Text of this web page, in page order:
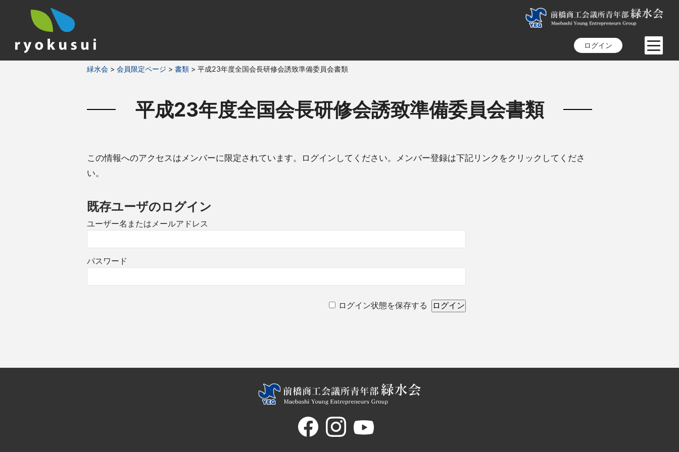
ログイン
緑水会 > 会員限定ページ > 書類 > 平成23年度全国会長研修会誘致準備委員会書類
平成23年度全国会長研修会誘致準備委員会書類
この情報へのアクセスはメンバーに限定されています。ログインしてください。メンバー登録は下記リンクをクリックしてくださ
い。
既存ユーザのログイン
ユーザー名またはメールアドレス
パスワード
ログイン状態を保存する